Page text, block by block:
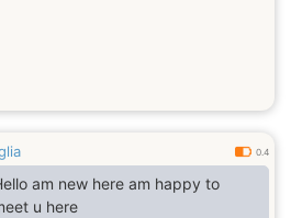
0.4
am new here am happy to
u here